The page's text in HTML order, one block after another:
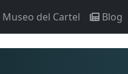
Museo del Cartel Blog